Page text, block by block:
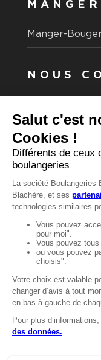
Manger-
NOUS
Vous
Consultez
FAQ
Recrutement
Mentions
Protection des
LignÉthique